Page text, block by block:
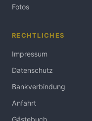
Fotos
RECHTLICHES
Impressum
Datenschutz
Bankverbindung
Anfahrt
Gästebuch